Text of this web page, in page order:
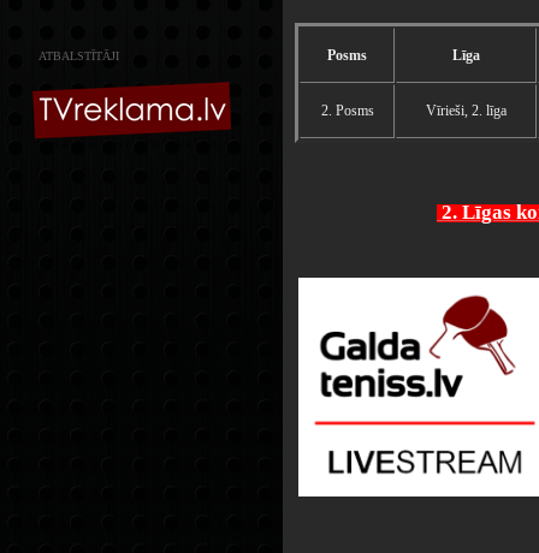
ATBALSTĪTĀJI Posms Līga
2. Posms Vīrieši, 2. līga
2. Līgas